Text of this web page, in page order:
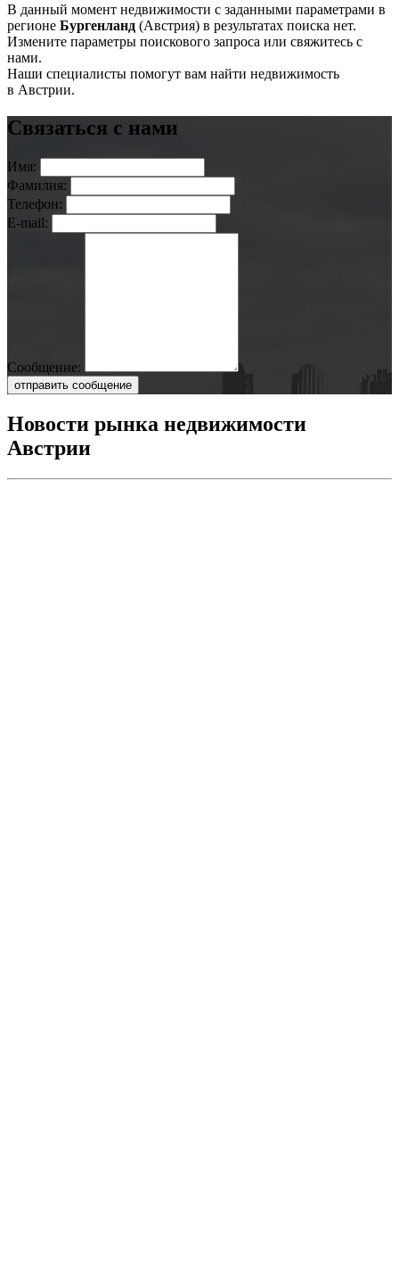
В данный момент недвижимости с заданными параметрами в
регионе Бургенланд (Австрия) в результатах поиска нет.
Измените параметры поискового запроса или свяжитесь с
нами.
Наши специалисты помогут вам найти недвижимость
в Австрии.
Связаться с нами
Имя:
Фамилия:
Телефон:
E-mail:
Сообщение:
отправить сообщение
Новости рынка недвижимости
Австрии